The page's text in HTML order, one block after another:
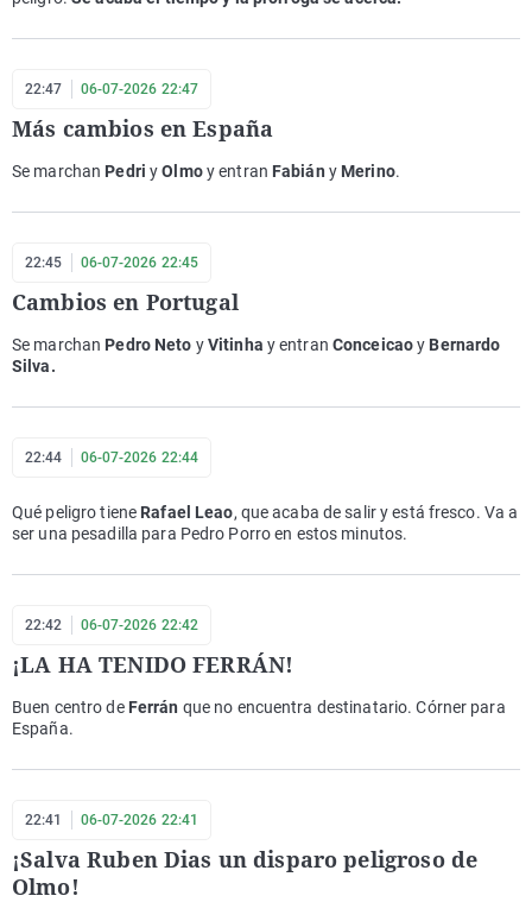
22:47 06-07-2026 22:47
Más cambios en España
Se marchan PedriyOlmoy entran Fabián y Merino.
22:45 06-07-2026 22:45
Cambios en Portugal
Se marchan Pedro Neto yVitinha y entran Conceicaoy Bernardo
Silva.
22:44 06-07-2026 22:44
Qué peligro tiene Rafael Leao, que acaba de salir y está fresco. Va a
ser una pesadilla para Pedro Porro en estos minutos.
22:42 06-07-2026 22:42
¡LA HA TENIDO FERRÁN!
Buen centro de Ferrán que no encuentra destinatario. Córner para
España.
22:41 06-07-2026 22:41
¡Salva Ruben Dias un disparo peligroso de
Olmo!